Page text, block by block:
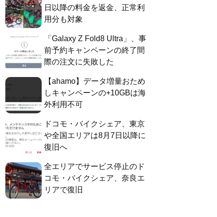
日以降の料金を返金、正常利
用分も対象
「Galaxy Z Fold8 Ultra」、事
前予約キャンペーンの終了間
際の注文に失敗した
【ahamo】データ増量おため
しキャンペーンの+10GBは海
外利用不可
ドコモ・バイクシェア、東京
や全国エリアは8月7日以降に
復旧へ
全エリアでサービス停止のド
コモ・バイクシェア、奈良エ
リアで復旧